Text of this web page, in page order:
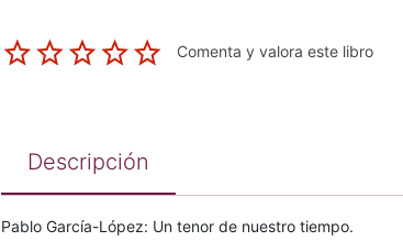
Comenta y valora este libro
Descripción
Pablo García-López: Un tenor de nuestro tiempo.